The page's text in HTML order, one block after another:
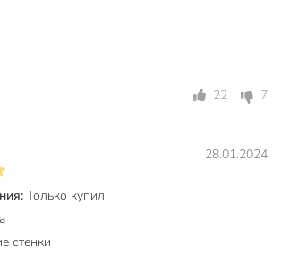
серебристый
22 7
28.01.2024
Только купил
стенки